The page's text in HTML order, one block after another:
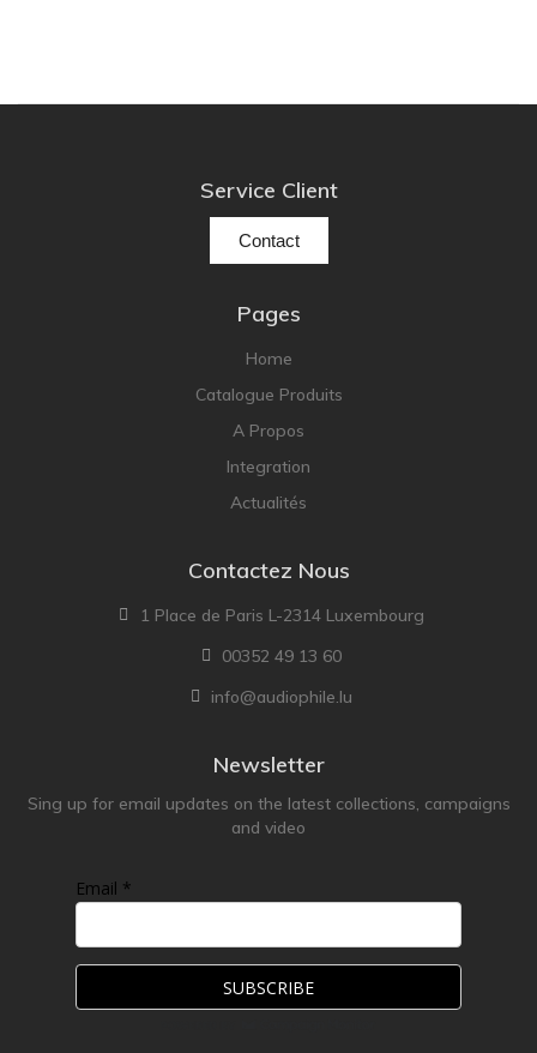
Service Client
Contact
Pages
Home
Catalogue Produits
A Propos
Integration
Actualités
Contactez Nous
1 Place de Paris L-2314 Luxembourg
00352 49 13 60
info@audiophile.lu
Newsletter
Sing up for email updates on the latest collections, campaigns
and video
Email *